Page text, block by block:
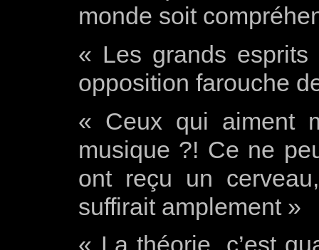
monde soit
« Les grands esprits
opposition farouche
« Ceux qui aiment
musique ?! Ce ne
ont reçu un
suffirait amplement »